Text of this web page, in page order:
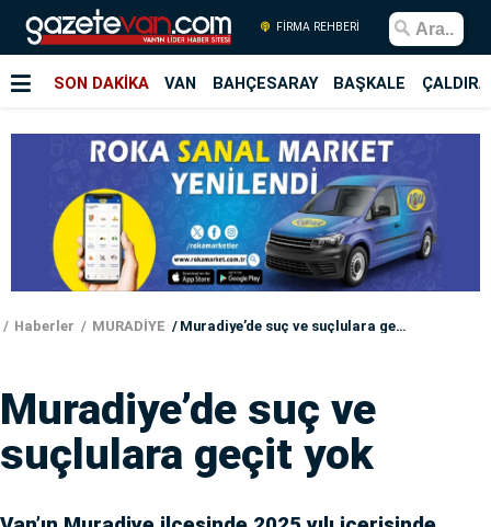
FİRMA REHBERİ
SON DAKİKA VAN BAHÇESARAY BAŞKALE
Haberler MURADİYE Muradiye’de suç ve suçlulara geçit yok
Muradiye’de suç ve
suçlulara geçit yok